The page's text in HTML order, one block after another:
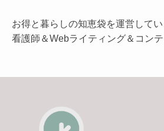
お得と暮らしの知恵袋を運営して
看護師＆Webライティング＆コン